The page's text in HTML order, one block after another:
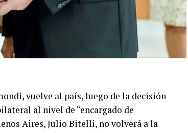
vuelve al país, luego de la decisión
al nivel de “encargado de
Aires, Julio Bitelli, no volverá a la